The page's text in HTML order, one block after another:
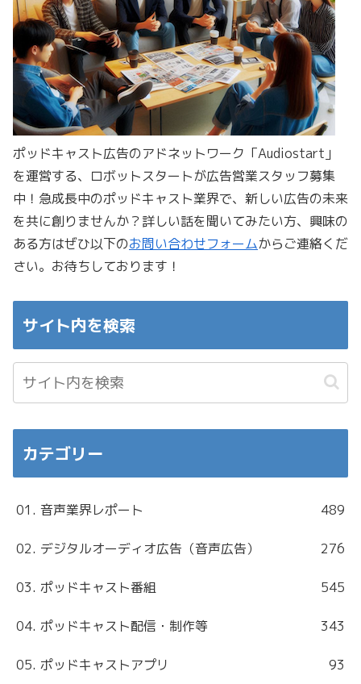
ポッドキャスト広告のアドネットワーク「Audiostart」
を運営する、ロボットスタートが広告営業スタッフ募集
中！急成長中のポッドキャスト業界で、新しい広告の未来
を共に創りませんか？詳しい話を聞いてみたい方、興味の
ある方はぜひ以下のお問い合わせフォームからご連絡くだ
さい。お待ちしております！
サイト内を検索
カテゴリー
01. 音声業界レポート 489
02. デジタルオーディオ広告（音声広告） 276
03. ポッドキャスト番組 545
04. ポッドキャスト配信・制作等 343
05. ポッドキャストアプリ 93